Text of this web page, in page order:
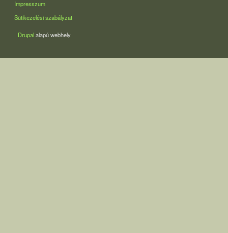
Impresszum
Sütikezelési szabályzat
Drupalalapú webhely